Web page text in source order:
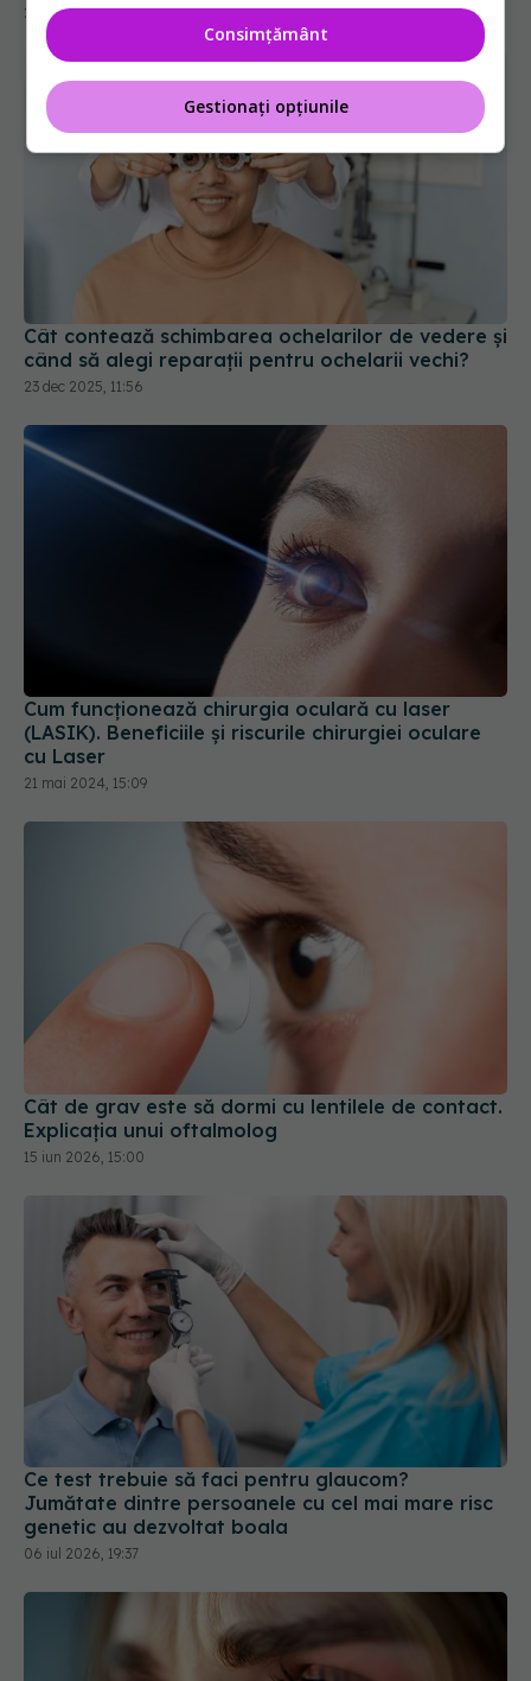
27 iul 2026, 13:22
Cât contează schimbarea ochelarilor de vedere și
când să alegi reparații pentru ochelarii vechi?
23 dec 2025, 11:56
Cum funcționează chirurgia oculară cu laser
(LASIK). Beneficiile și riscurile chirurgiei oculare
cu Laser
21 mai 2024, 15:09
Cât de grav este să dormi cu lentilele de contact.
Explicația unui oftalmolog
15 iun 2026, 15:00
Ce test trebuie să faci pentru glaucom?
Jumătate dintre persoanele cu cel mai mare risc
genetic au dezvoltat boala
06 iul 2026, 19:37
Consimțământ
Gestionați opțiunile